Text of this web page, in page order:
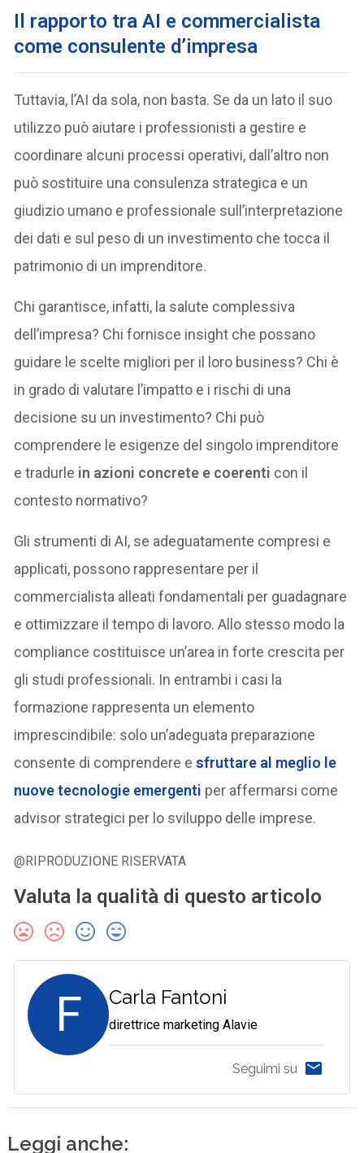
Il rapporto tra AI e commercialista
come consulente d’impresa
Tuttavia, l’AI da sola, non basta. Se da un lato il suo
utilizzo può aiutare i professionisti a gestire e
coordinare alcuni processi operativi, dall’altro non
può sostituire una consulenza strategica e un
giudizio umano e professionale sull’interpretazione
dei dati e sul peso di un investimento che tocca il
patrimonio di un imprenditore.
Chi garantisce, infatti, la salute complessiva
dell’impresa? Chi fornisce insight che possano
guidare le scelte migliori per il loro business? Chi è
in grado di valutare l’impatto e i rischi di una
decisione su un investimento? Chi può
comprendere le esigenze del singolo imprenditore
e tradurle in azioni concrete e coerenti con il
contesto normativo?
Gli strumenti di AI, se adeguatamente compresi e
applicati, possono rappresentare per il
commercialista alleati fondamentali per guadagnare
e ottimizzare il tempo di lavoro. Allo stesso modo la
compliance costituisce un’area in forte crescita per
gli studi professionali. In entrambi i casi la
formazione rappresenta un elemento
imprescindibile: solo un’adeguata preparazione
consente di comprendere esfruttare al meglio le
nuove tecnologie emergenti per affermarsi come
advisor strategici per lo sviluppo delle imprese.
@RIPRODUZIONE RISERVATA
Valuta la qualità di questo articolo
F Carla Fantoni
direttrice marketing Alavie
Seguimi su
Leggi anche: